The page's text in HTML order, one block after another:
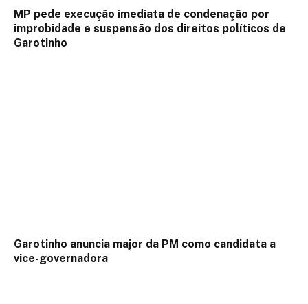
MP pede execução imediata de condenação por
improbidade e suspensão dos direitos políticos de
Garotinho
Garotinho anuncia major da PM como candidata a
vice-governadora